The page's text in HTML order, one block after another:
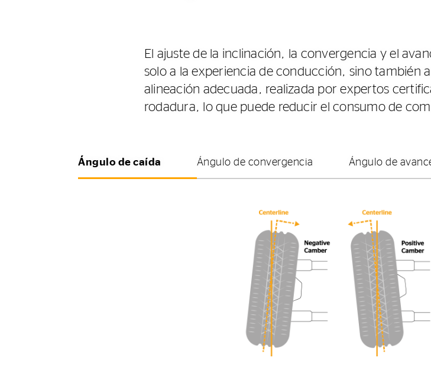
El ajuste de la inclinación, la convergencia y el
solo a la experiencia de conducción, sino también
alineación adecuada, realizada por expertos
rodadura, lo que puede reducir el consumo de
Ángulo de caída Ángulo de convergencia Ángulo de